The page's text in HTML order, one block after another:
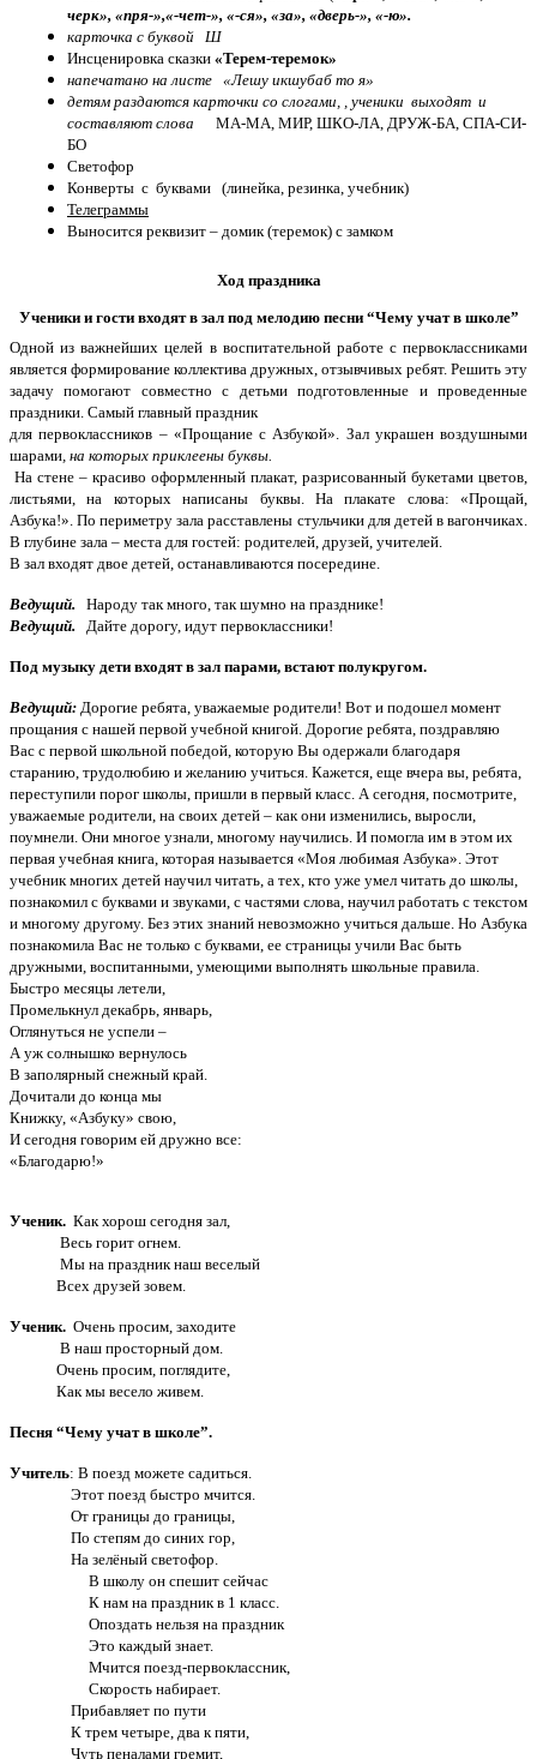
черк», «пря-»,«-чет-», «-ся», «за», «дверь-», «-ю».
карточка с буквой Ш
Инсценировка сказки «Терем-теремок»
напечатано на листе «Лешу икшубаб то я»
детям раздаются карточки со слогами, , ученики выходят и
составляют слова МА-МА, МИР, ШКО-ЛА, ДРУЖ-БА, СПА-СИ-
БО
Светофор
Конверты с буквами (линейка, резинка, учебник)
Телеграммы
Выносится реквизит – домик (теремок) с замком
Ход праздника
Ученики и гости входят в зал под мелодию песни “Чему учат в школе”
Одной из важнейших целей в воспитательной работе с первоклассниками
является формирование коллектива дружных, отзывчивых ребят. Решить эту
задачу помогают совместно с детьми подготовленные и проведенные
праздники. Самый главный праздник
для первоклассников – «Прощание с Азбукой». Зал украшен воздушными
шарами , на которых приклеены буквы.
На стене – красиво оформленный плакат, разрисованный букетами цветов,
листьями, на которых написаны буквы. На плакате слова: «Прощай,
Азбука!». По периметру зала расставлены стульчики для детей в вагончиках.
В глубине зала – места для гостей: родителей, друзей, учителей.
В зал входят двое детей, останавливаются посередине.
Ведущий.
Народу так много, так шумно на празднике!
Ведущий. Дайте дорогу, идут первоклассники!
Под музыку дети входят в зал парами, встают полукругом.
Ведущий: Дорогие ребята, уважаемые родители! Вот и подошел момент
прощания с нашей первой учебной книгой. Дорогие ребята, поздравляю
Вас с первой школьной победой, которую Вы одержали благодаря
старанию, трудолюбию и желанию учиться. Кажется, еще вчера вы, ребята,
переступили порог школы, пришли в первый класс. А сегодня, посмотрите,
уважаемые родители, на своих детей – как они изменились, выросли,
поумнели. Они многое узнали, многому научились. И помогла им в этом их
первая учебная книга, которая называется «Моя любимая Азбука». Этот
учебник многих детей научил читать, а тех, кто уже умел читать до школы,
познакомил с буквами и звуками, с частями слова, научил работать с текстом
и многому другому. Без этих знаний невозможно учиться дальше. Но Азбука
познакомила Вас не только с буквами, ее страницы учили Вас быть
дружными, воспитанными, умеющими выполнять школьные правила.
Быстро месяцы летели,
Промелькнул декабрь, январь,
Оглянуться не успели –
А уж солнышко вернулось
В заполярный снежный край.
Дочитали до конца мы
Книжку, «Азбуку» свою,
И сегодня говорим ей дружно все:
«Благодарю!»
Ученик. Как хорош сегодня зал,
Весь горит огнем.
Мы на праздник наш веселый
Всех друзей зовем.
Ученик. Очень просим, заходите
В наш просторный дом.
Очень просим, поглядите,
Как мы весело живем.
Песня “Чему учат в школе”.
Учитель: В поезд можете садиться.
Этот поезд быстро мчится.
От границы до границы,
По степям до синих гор,
На зелёный светофор.
В школу он спешит сейчас
К нам на праздник в 1 класс.
Опоздать нельзя на праздник
Это каждый знает.
Мчится поезд-первоклассник,
Скорость набирает.
Прибавляет по пути
К трем четыре, два к пяти,
Чуть пеналами гремит,